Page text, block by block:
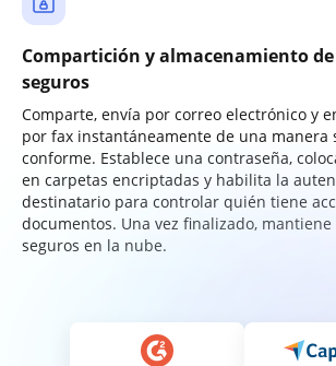
Compartición y almacenamiento
seguros
Comparte, envía por correo electrónico y
por fax instantáneamente de una manera
conforme. Establece una contraseña,
en carpetas encriptadas y habilita la
destinatario para controlar quién tiene
documentos. Una vez finalizado,
seguros en la nube.